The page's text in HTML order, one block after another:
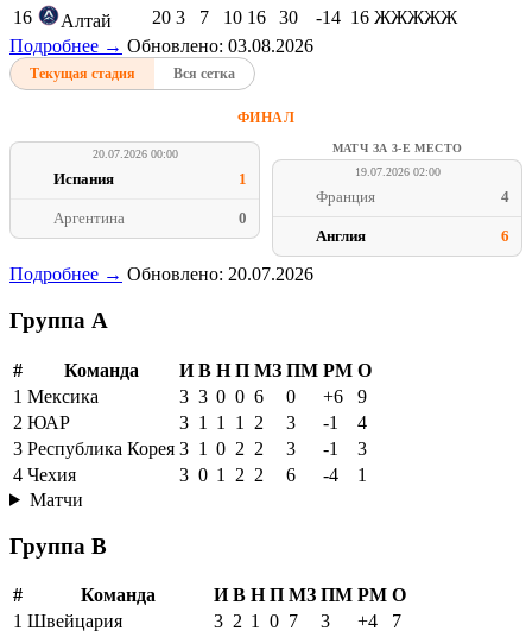
16
Алтай 20 3 7 10 16 30 -14 16 ЖЖЖЖЖ
Подробнее → Обновлено: 03.08.2026
Текущая стадия Вся сетка
ФИНАЛ
20.07.2026 00:00
Испания 1
Аргентина 0
МАТЧ ЗА 3-Е МЕСТО
19.07.2026 02:00
Франция 4
Англия 6
Подробнее → Обновлено: 20.07.2026
Группа A
# Команда И В Н П МЗ ПМ РМ О
1 Мексика 3 3 0 0 6 0 +6
9
2 ЮАР 3 1 1 1 2 3 -1
4
3 Республика Корея 3 1 0 2 2 3 -1
3
4 Чехия 3 0 1 2 2 6 -4
1
Матчи
Группа B
# Команда И В Н П МЗ ПМ РМ О
1 Швейцария 3 2 1 0 7 3 +4 7